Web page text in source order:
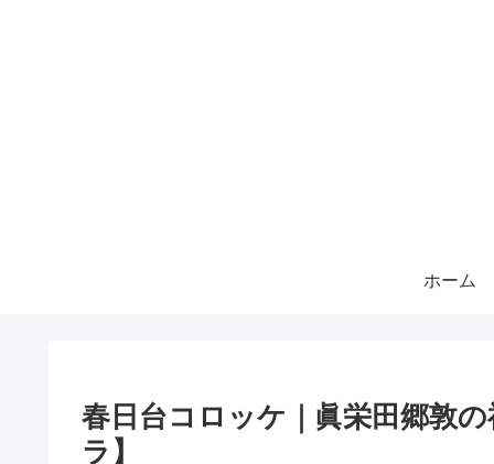
ホーム
春日台コロッケ｜眞栄田郷敦
ラ】